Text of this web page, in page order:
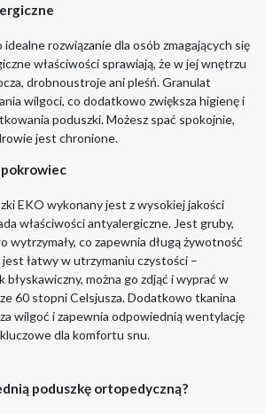
rozwiązanie dla osób zmagających się
właściwości sprawiają, że w jej wnętrzu
drobnoustroje ani pleśń. Granulat
wilgoci, co dodatkowo zwiększa higienę i
poduszki. Możesz spać spokojnie,
jest chronione.
EKO wykonany jest z wysokiej jakości
właściwości antyalergiczne. Jest gruby,
wytrzymały, co zapewnia długą żywotność
łatwy w utrzymaniu czystości –
błyskawiczny, można go zdjąć i wyprać w
60 stopni Celsjusza. Dodatkowo tkanina
wilgoć i zapewnia odpowiednią wentylację
dla komfortu snu.
poduszkę ortopedyczną?